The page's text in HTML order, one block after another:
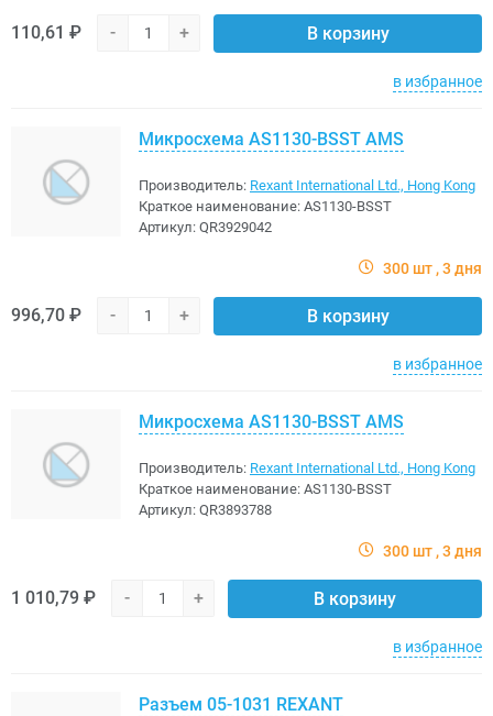
110,61 ₽ - + В корзину
в избранное
Микросхема AS1130-BSST AMS
Производитель: Rexant International Ltd., Hong Kong
Краткое наименование: AS1130-BSST
Артикул: QR3929042
300 шт 3 дня
996,70 ₽ - + В корзину
в избранное
Микросхема AS1130-BSST AMS
Производитель: Rexant International Ltd., Hong Kong
Краткое наименование: AS1130-BSST
Артикул: QR3893788
300 шт 3 дня
1 010,79 ₽ - + В корзину
в избранное
Разъем 05-1031 REXANT